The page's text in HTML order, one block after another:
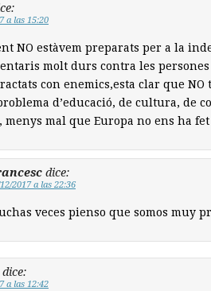
a las 15:20
NO estàvem preparats per a la
molt durs contra les
con enemics,esta clar que
d’educació, de cultura, de
mal que Europa no ens ha fet
dice:
2017 a las 22:36
veces pienso que somos muy
dice:
a las 12:42